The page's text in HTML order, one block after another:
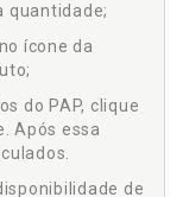
quantidade;
ícone da
do PAP, clique
Após essa
de